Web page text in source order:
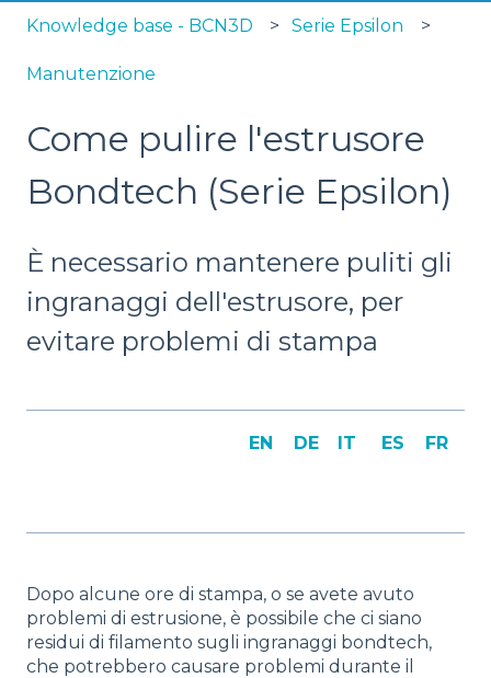
Knowledge base - BCN3D Serie Epsilon
Manutenzione
Come pulire l'estrusore
Bondtech (Serie Epsilon)
È necessario mantenere puliti gli
ingranaggi dell'estrusore, per
evitare problemi di stampa
EN DE IT ES FR
Dopo alcune ore di stampa, o se avete avuto
problemi di estrusione, è possibile che ci siano
residui di filamento sugli ingranaggi bondtech,
che potrebbero causare problemi durante il